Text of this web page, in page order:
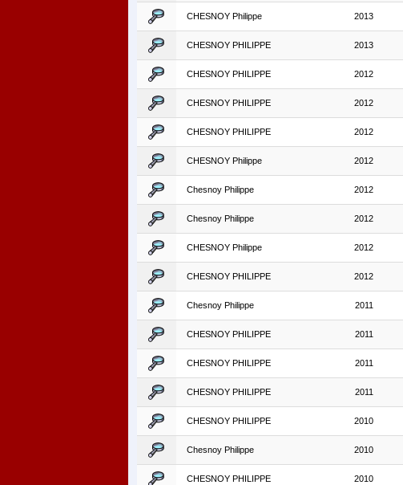
CHESNOY Philippe 2013
CHESNOY PHILIPPE 2013
CHESNOY PHILIPPE 2012
CHESNOY PHILIPPE 2012
CHESNOY PHILIPPE 2012
CHESNOY Philippe 2012
Chesnoy Philippe 2012
Chesnoy Philippe 2012
CHESNOY Philippe 2012
CHESNOY PHILIPPE 2012
Chesnoy Philippe 2011
CHESNOY PHILIPPE 2011
CHESNOY PHILIPPE 2011
CHESNOY PHILIPPE 2011
CHESNOY PHILIPPE 2010
Chesnoy Philippe 2010
CHESNOY PHILIPPE 2010